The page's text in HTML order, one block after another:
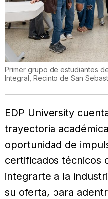
Primer grupo de estudiantes
Integral, Recinto de San
EDP University
trayectoria
oportunidad de
certificados técnicos
integrarte a la
su oferta, para